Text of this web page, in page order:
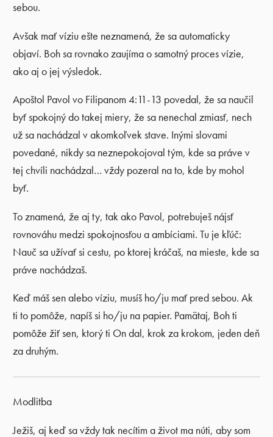
sebou.
Avšak mať víziu ešte neznamená, že sa automaticky
objaví. Boh sa rovnako zaujíma o samotný proces vízie,
ako aj o jej výsledok.
Apoštol Pavol vo Filipanom 4:11-13 povedal, že sa naučil
byť spokojný do takej miery, že sa nenechal zmiasť, nech
už sa nachádzal v akomkoľvek stave. Inými slovami
povedané, nikdy sa neznepokojoval tým, kde sa práve v
tej chvíli nachádzal… vždy pozeral na to, kde by mohol
byť.
To znamená, že aj ty, tak ako Pavol, potrebuješ nájsť
rovnováhu medzi spokojnosťou a ambíciami. Tu je kľúč:
Nauč sa užívať si cestu, po ktorej kráčaš, na mieste, kde sa
práve nachádzaš.
Keď máš sen alebo víziu, musíš ho/ju mať pred sebou. Ak
ti to pomôže, napíš si ho/ju na papier. Pamätaj, Boh ti
pomôže žiť sen, ktorý ti On dal, krok za krokom, jeden deň
za druhým.
Modlitba
Ježiš, aj keď sa vždy tak necítim a život ma núti, aby som